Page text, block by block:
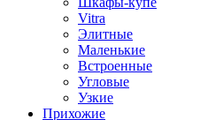
Vitra
Элитные
Маленькие
Встроенные
Угловые
Узкие
Прихожие